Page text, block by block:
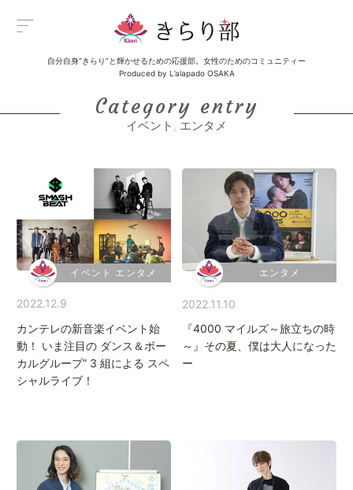
自分自身“きらり”と輝かせるための応援部。女性のためのコミュニティー
Produced by L’alapado OSAKA
Category entry
イベント , エンタメ
イベント エンタメ
2022.12.9
カンテレの新音楽イベント始
動！ いま注目の ダンス＆ボー
カルグループ” 3 組による スペ
シャルライブ！
エンタメ
2022.11.10
『4000 マイルズ～旅立ちの時
～』その夏、僕は大人になった
ー
Menu
Category イベント
Category グルメ
Category ビューティ
Category エンタメ
Category
About us きらり部女子について
Kirari bu きらり部スペシャルメンバーについて